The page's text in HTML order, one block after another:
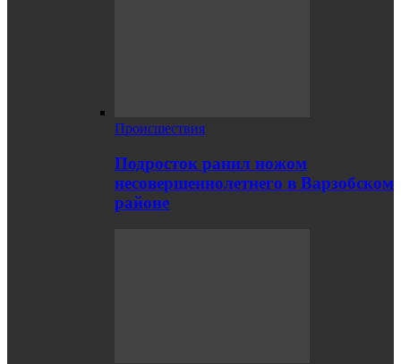
Происшествия
Подросток ранил ножом
несовершеннолетнего в Варзобском
районе